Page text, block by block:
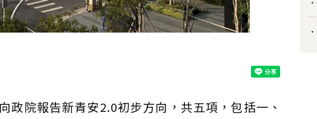
政院報告新青安2.0初步方向，共五項，包括一、